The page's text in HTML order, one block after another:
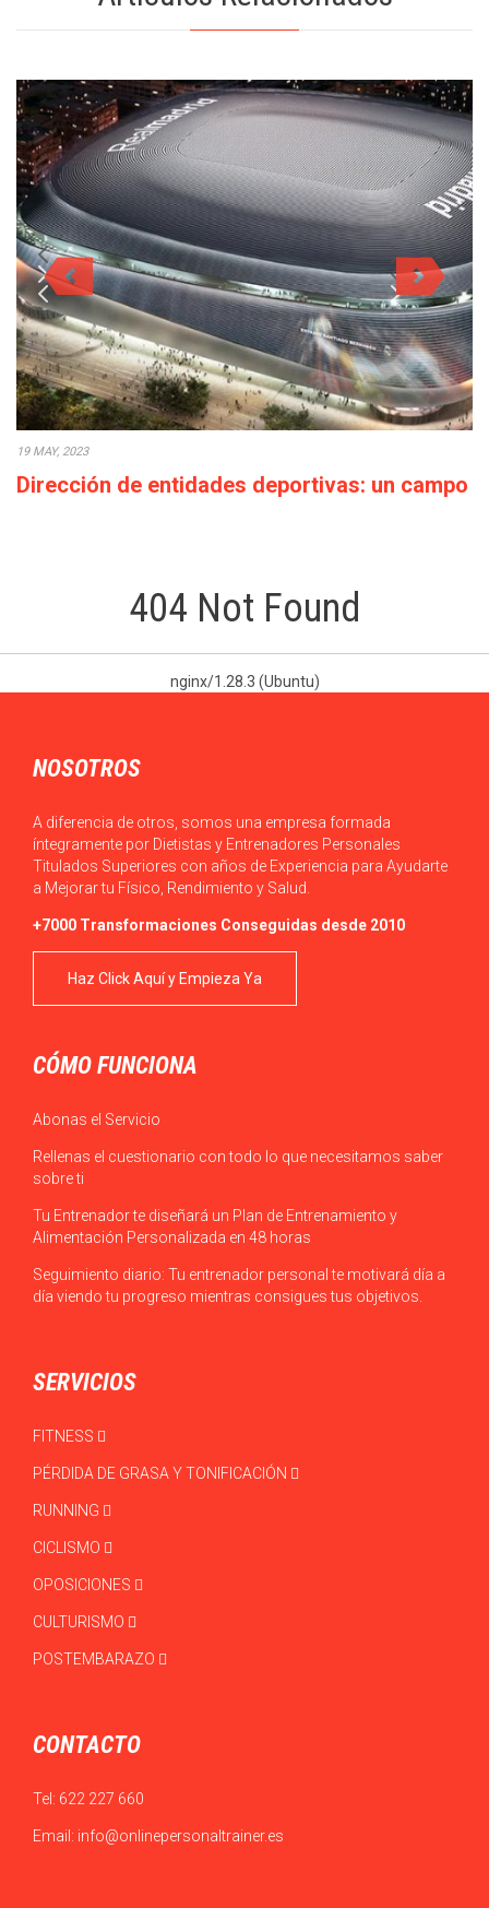
19 MAY, 2023
Dirección de entidades deportivas: un campo
404 Not Found
nginx/1.28.3 (Ubuntu)
NOSOTROS
A diferencia de otros, somos una empresa formada
íntegramente por Dietistas y Entrenadores Personales
Titulados Superiores con años de Experiencia para Ayudarte
a Mejorar tu Físico, Rendimiento y Salud.
+7000 Transformaciones Conseguidas desde 2010
Haz Click Aquí y Empieza Ya
CÓMO FUNCIONA
Abonas el Servicio
Rellenas el cuestionario con todo lo que necesitamos saber
sobre ti
Tu Entrenador te diseñará un Plan de Entrenamiento y
Alimentación Personalizada en 48 horas
Seguimiento diario: Tu entrenador personal te motivará día a
día viendo tu progreso mientras consigues tus objetivos.
SERVICIOS
FITNESS
PÉRDIDA DE GRASA Y TONIFICACIÓN
RUNNING
CICLISMO
OPOSICIONES
CULTURISMO
POSTEMBARAZO
CONTACTO
Tel: 622 227 660
Email: info@onlinepersonaltrainer.es